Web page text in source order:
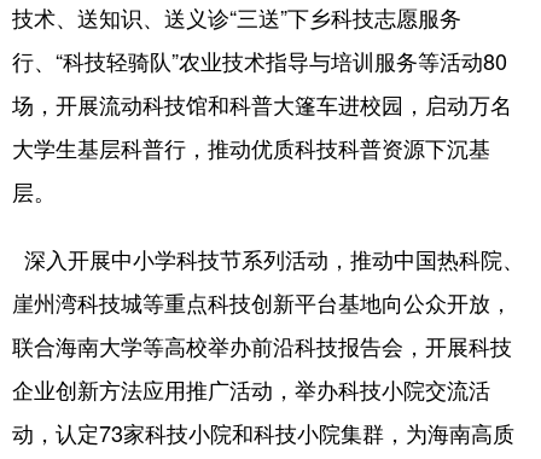
技术、送知识、送义诊“三送”下乡科技志愿服务
行、“科技轻骑队”农业技术指导与培训服务等活动80
场，开展流动科技馆和科普大篷车进校园，启动万名
大学生基层科普行，推动优质科技科普资源下沉基
层。
深入开展中小学科技节系列活动，推动中国热科院、
崖州湾科技城等重点科技创新平台基地向公众开放，
联合海南大学等高校举办前沿科技报告会，开展科技
企业创新方法应用推广活动，举办科技小院交流活
动，认定73家科技小院和科技小院集群，为海南高质